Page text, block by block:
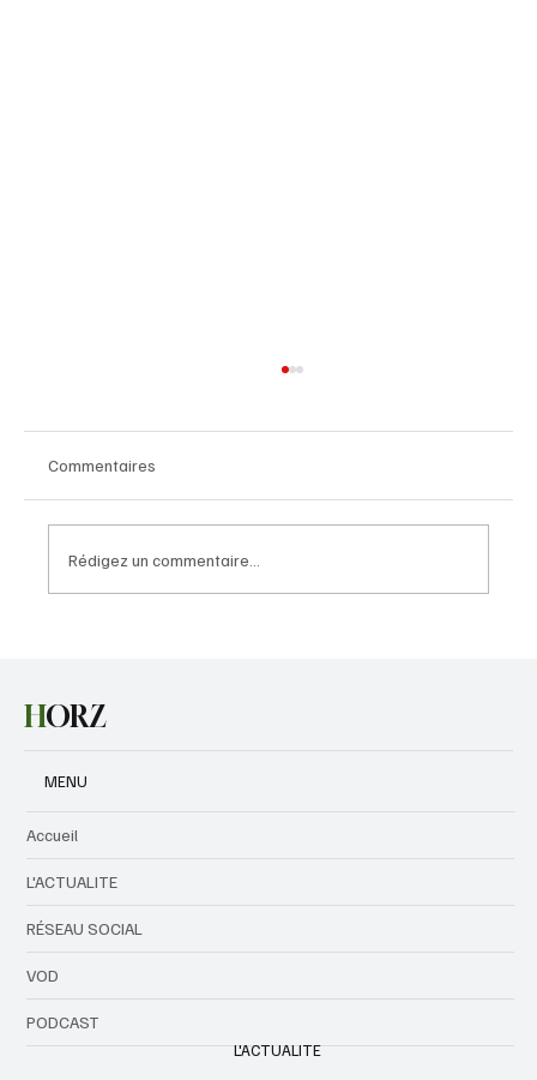
2,5 milliards $ à l’Australie
Commentaires
Rédigez un commentaire...
HORZ
MENU
Accueil
L'ACTUALITE
RÉSEAU SOCIAL
VOD
PODCAST
L'ACTUALITE